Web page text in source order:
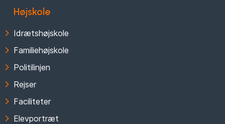
Højskole
Idrætshøjskole
Familiehøjskole
Politilinjen
Rejser
Faciliteter
Elevportræt